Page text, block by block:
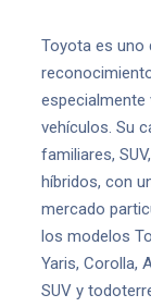
Toyota es uno
especialmente
vehículos. Su
familiares,
híbridos, con
mercado
los modelos
Yaris, Corolla,
SUV y